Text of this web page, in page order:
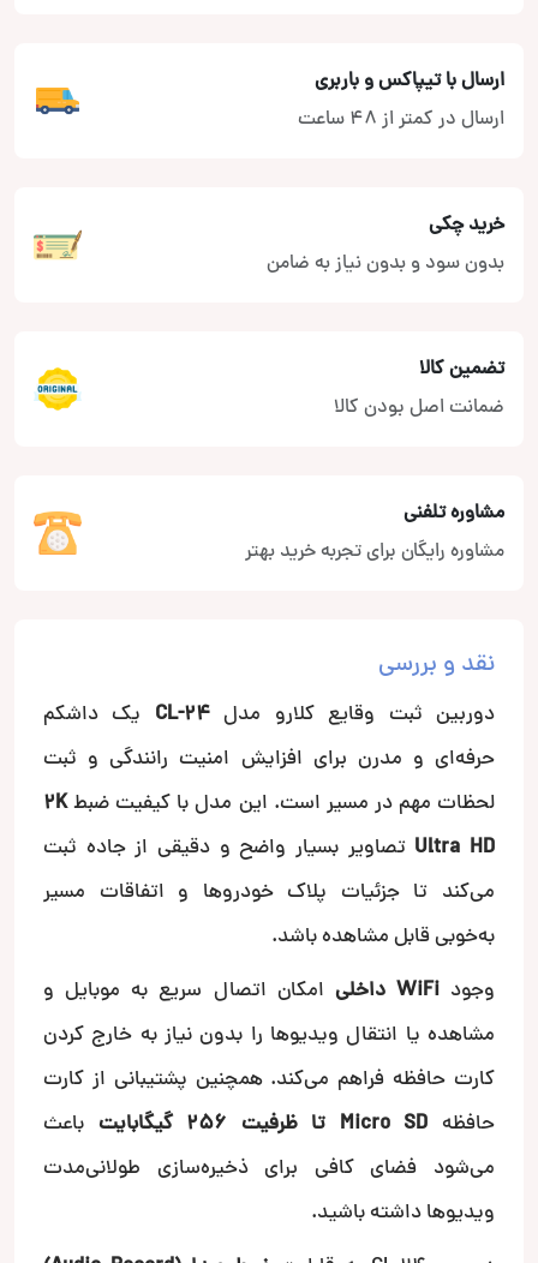
ارسال با تیپاکس و باربری
ارسال در کمتر از 48 ساعت
خرید چکی
بدون سود و بدون نیاز به ضامن
تضمین کالا
ضمانت اصل بودن کالا
مشاوره تلفنی
مشاوره رایگان برای تجربه خرید بهتر
نقد و بررسی
دوربین ثبت وقایع کلارو مدلCL-24 یک داشکم
حرفه‌ای و مدرن برای افزایش امنیت رانندگی و ثبت
لحظات مهم در مسیر است. این مدل با کیفیت ضبط2K
Ultra HD تصاویر بسیار واضح و دقیقی از جاده ثبت
می‌کند تا جزئیات پلاک خودروها و اتفاقات مسیر
به‌خوبی قابل مشاهده باشد.
وجودWiFi داخلی
امکان اتصال سریع به موبایل و
مشاهده یا انتقال ویدیوها را بدون نیاز به خارج کردن
کارت حافظه فراهم می‌کند. همچنین پشتیبانی از کارت
حافظه Micro SD تا ظرفیت 256 گیگابایت
باعث
می‌شود فضای کافی برای ذخیره‌سازی طولانی‌مدت
ویدیوها داشته باشید.